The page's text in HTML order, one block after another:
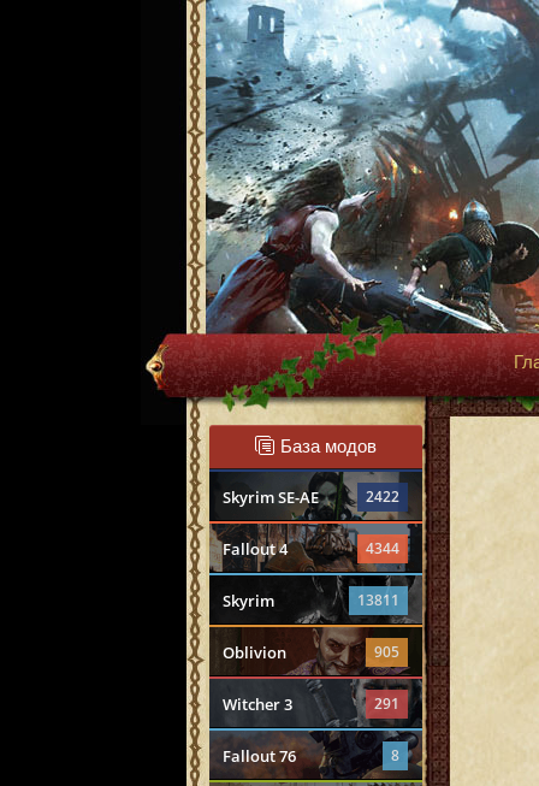
База модов
Skyrim SE-AE 2422
Fallout 4 4344
Skyrim 13811
Oblivion 905
Witcher 3 291
Fallout 76 8